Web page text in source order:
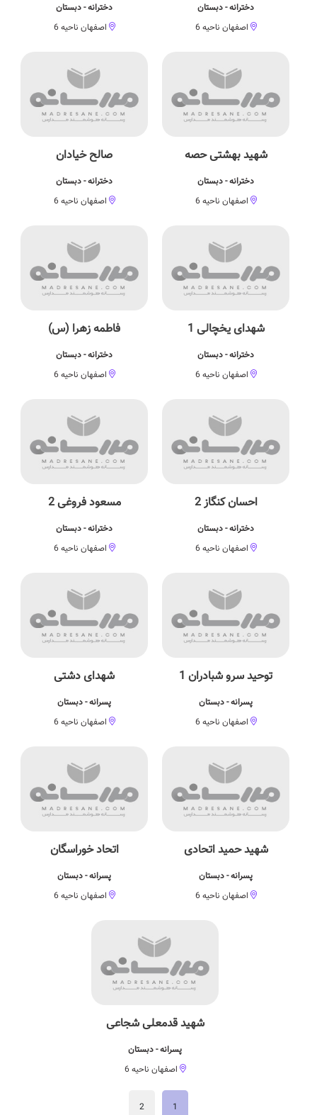
دخترانه - دبستان
اصفهان ناحیه 6
دخترانه - دبستان
اصفهان ناحیه 6
شهید بهشتی حصه
دخترانه - دبستان
اصفهان ناحیه 6
صالح خیادان
دخترانه - دبستان
اصفهان ناحیه 6
شهدای یخچالی 1
دخترانه - دبستان
اصفهان ناحیه 6
فاطمه زهرا (س)
دخترانه - دبستان
اصفهان ناحیه 6
احسان کنگاز 2
دخترانه - دبستان
اصفهان ناحیه 6
مسعود فروغی 2
دخترانه - دبستان
اصفهان ناحیه 6
توحید سرو شبادران 1
پسرانه - دبستان
اصفهان ناحیه 6
شهدای دشتی
پسرانه - دبستان
اصفهان ناحیه 6
شهید حمید اتحادی
پسرانه - دبستان
اصفهان ناحیه 6
اتحاد خوراسگان
پسرانه - دبستان
اصفهان ناحیه 6
شهید قدمعلی شجاعی
پسرانه - دبستان
اصفهان ناحیه 6
1
2